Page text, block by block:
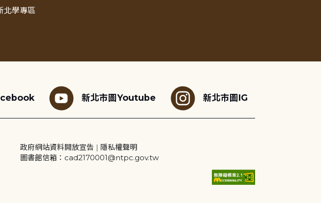
北學專區
新北市圖Youtube 新北市圖IG
政府網站資料開放宣告 | 隱私權聲明
圖書館信箱：cad2170001@ntpc.gov.tw